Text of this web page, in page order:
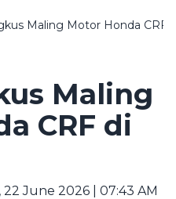
Maling Motor Honda CRF
Maling
CRF di
22 June 2026 | 07:43 AM